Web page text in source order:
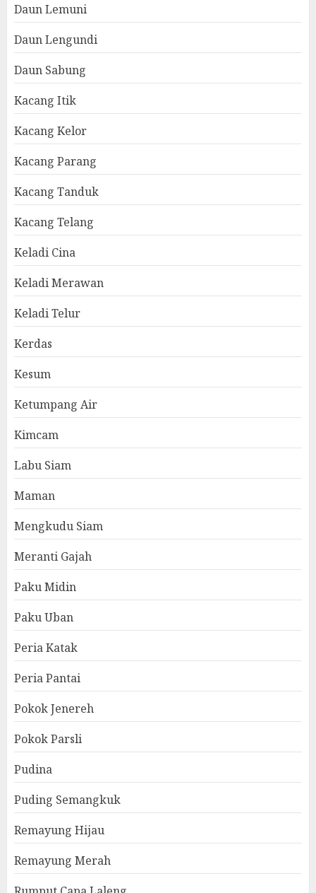
Daun Lemuni
Daun Lengundi
Daun Sabung
Kacang Itik
Kacang Kelor
Kacang Parang
Kacang Tanduk
Kacang Telang
Keladi Cina
Keladi Merawan
Keladi Telur
Kerdas
Kesum
Ketumpang Air
Kimcam
Labu Siam
Maman
Mengkudu Siam
Meranti Gajah
Paku Midin
Paku Uban
Peria Katak
Peria Pantai
Pokok Jenereh
Pokok Parsli
Pudina
Puding Semangkuk
Remayung Hijau
Remayung Merah